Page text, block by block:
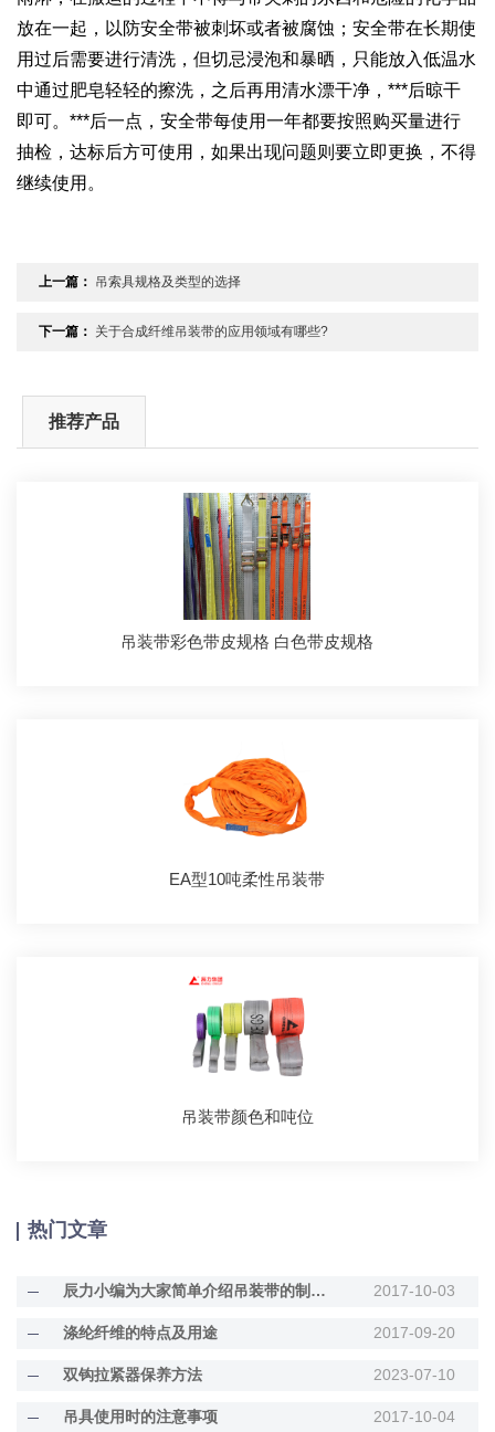
放在一起，以防安全带被刺坏或者被腐蚀；安全带在长期使
用过后需要进行清洗，但切忌浸泡和暴晒，只能放入低温水
中通过肥皂轻轻的擦洗，之后再用清水漂干净，***后晾干
即可。***后一点，安全带每使用一年都要按照购买量进行
抽检，达标后方可使用，如果出现问题则要立即更换，不得
继续使用。
上一篇： 吊索具规格及类型的选择
下一篇： 关于合成纤维吊装带的应用领域有哪些?
推荐产品
吊装带彩色带皮规格 白色带皮规格
EA型10吨柔性吊装带
吊装带颜色和吨位
热门文章
辰力小编为大家简单介绍吊装带的制做过程 2017-10-03
涤纶纤维的特点及用途 2017-09-20
双钩拉紧器保养方法 2023-07-10
吊具使用时的注意事项 2017-10-04